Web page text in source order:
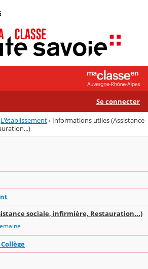
Se connecter
L'établissement› Informations utiles (Assistance
sociale, infirmière, Restauration...)